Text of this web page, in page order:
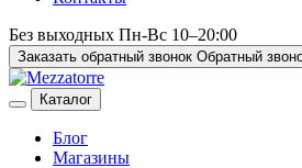
Без выходных Пн-Вс 10–20:00
Заказать обратный звонок Обратный
Каталог
Блог
Магазины